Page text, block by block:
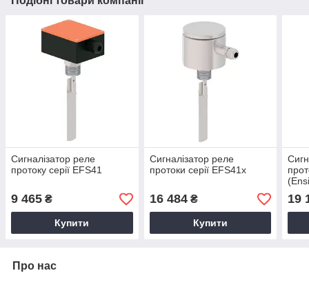
Сигналізатор реле
протоку серії EFS41
9 465 ₴
Купити
Сигналізатор реле
протоки серії EFS41x
16 484₴
Купити
19
Про нас